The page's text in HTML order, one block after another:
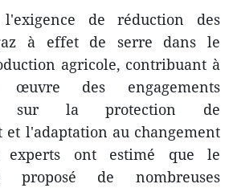
de réduction des
à effet de serre dans le
agricole, contribuant à
des engagements
sur la protection de
l'adaptation au changement
experts ont estimé que le
proposé de nombreuses